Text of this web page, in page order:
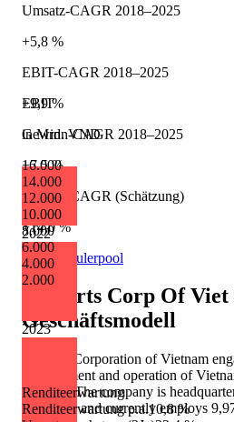
2022
2023
EBIT
in Mrd. VND
16.000
14.000
12.000
10.000
8.000
6.000
4.000
2.000
Renditeerwartung
Renditeerwartung p.a.10,8 %
Umsatz-CAGR 2018–2025
+5,8 %
EBIT-CAGR 2018–2025
+9,9 %
Gewinn-CAGR 2018–2025
+7,5 %
Umsatz-CAGR (Schätzung)
+14,0 %
Quelle: Eulerpool
Airports Corp Of Viet
Geschäftsmodell
Airports Corporation of Vietnam
development and operation of
services. The company is
Chi Minh and currently employs